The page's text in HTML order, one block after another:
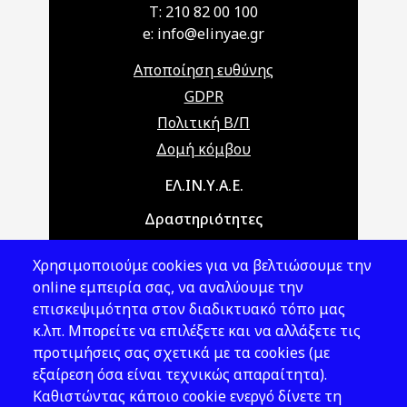
T: 210 82 00 100
e: info@elinyae.gr
Αποποίηση ευθύνης
GDPR
Πολιτική Β/Π
Δομή κόμβου
Main navigationΕΛ.ΙΝ.Υ.Α.Ε.
Δραστηριότητες
Νομοθεσία
Εκδόσεις
Νέα - Εκδηλώσεις
Ακολουθήστε μας
Χρησιμοποιούμε cookies για να βελτιώσουμε την
online εμπειρία σας, να αναλύουμε την
επισκεψιμότητα στον διαδικτυακό τόπο μας
κ.λπ. Μπορείτε να επιλέξετε και να αλλάξετε τις
προτιμήσεις σας σχετικά με τα cookies (με
εξαίρεση όσα είναι τεχνικώς απαραίτητα).
Καθιστώντας κάποιο cookie ενεργό δίνετε τη